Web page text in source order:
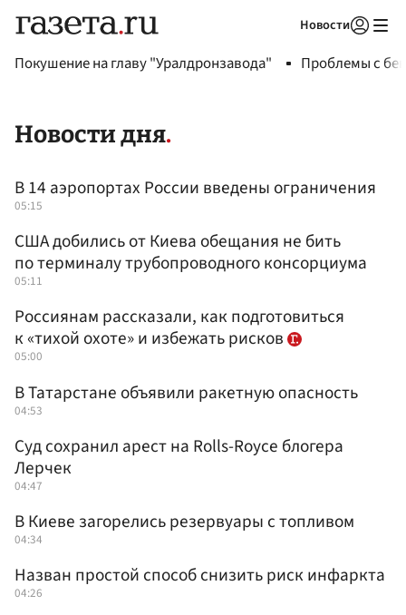
Новости
Покушение на главу "Уралдронзавода" Проблемы с
Новости дня
В 14 аэропортах России введены ограничения
05:15
США добились от Киева обещания не бить
по терминалу трубопроводного консорциума
05:11
Россиянам рассказали, как подготовиться
к «тихой охоте» и избежать рисков
05:00
В Татарстане объявили ракетную опасность
04:53
Суд сохранил арест на Rolls-Royce блогера
Лерчек
04:47
В Киеве загорелись резервуары с топливом
04:34
Назван простой способ снизить риск инфаркта
04:26